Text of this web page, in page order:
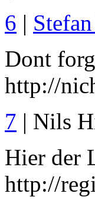
6 |
Dont
http://
7 | Nils
Hier der
http://